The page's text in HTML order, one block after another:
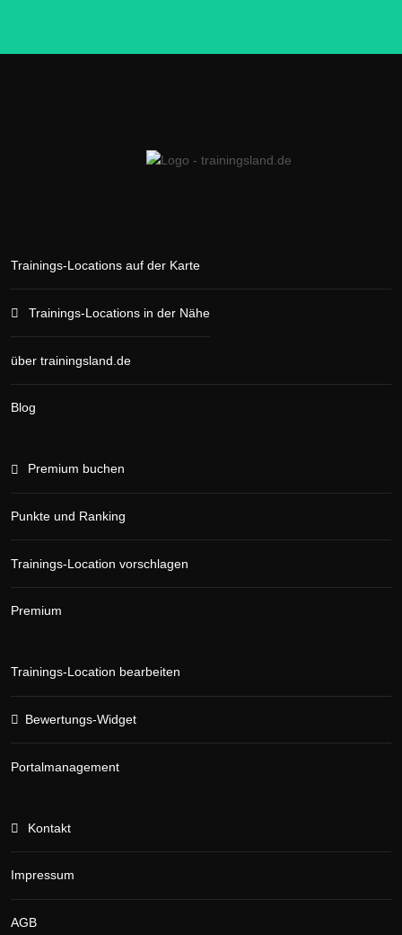
Trainings-Locations auf der Karte
Trainings-Locations in der Nähe
über trainingsland.de
Blog
Premium buchen
Punkte und Ranking
Trainings-Location vorschlagen
Premium
Trainings-Location bearbeiten
Bewertungs-Widget
Portalmanagement
Kontakt
Impressum
AGB